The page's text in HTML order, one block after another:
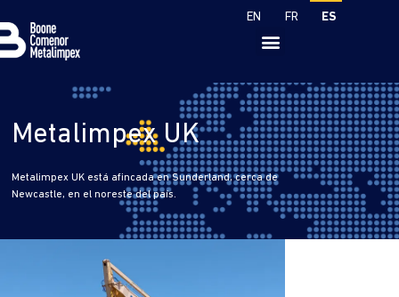
EN FR ES
Metalimpex UK
Metalimpex UK está afincada en Sunderland, cerca de
Newcastle, en el noreste del país.